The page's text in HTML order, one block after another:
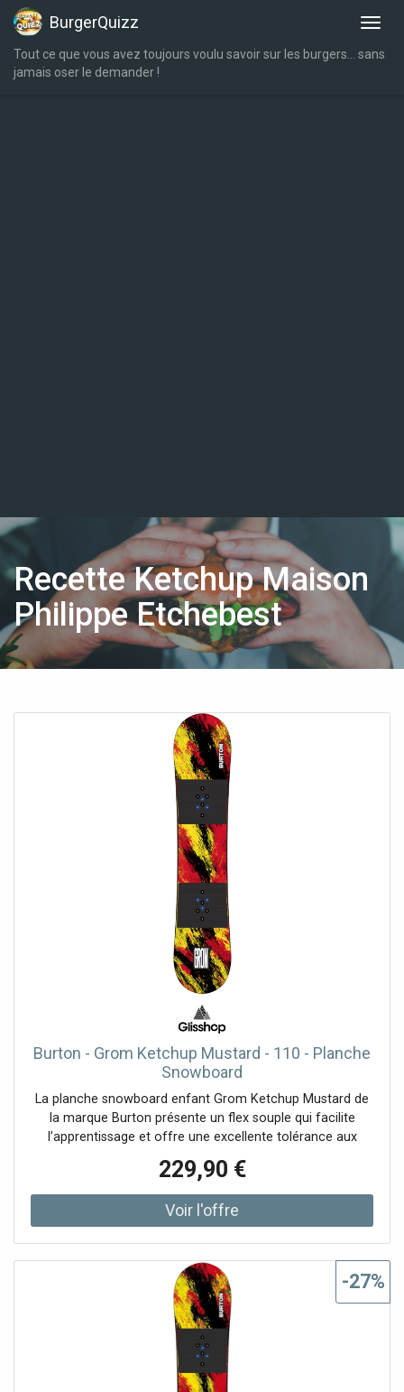
BurgerQuizz
Tout ce que vous avez toujours voulu savoir sur les burgers… sans
jamais oser le demander !
Recette Ketchup Maison
Philippe Etchebest
Burton - Grom Ketchup Mustard - 110 - Planche
Snowboard
La planche snowboard enfant Grom Ketchup Mustard de
la marque Burton présente un flex souple qui facilite
l’apprentissage et offre une excellente tolérance aux
229,90 €
-27%